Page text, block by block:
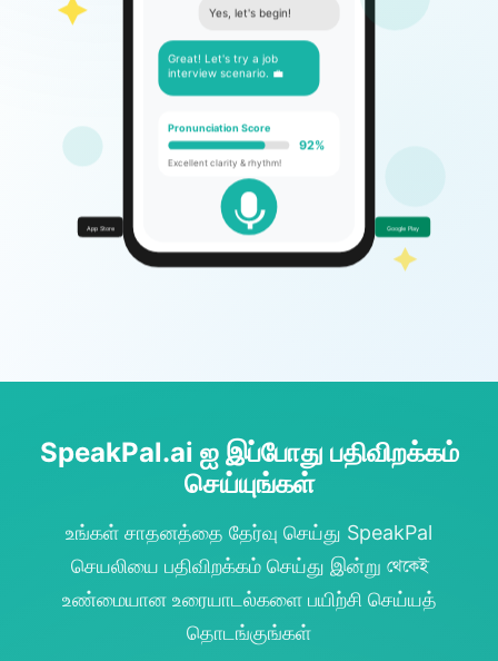
Yes, let's begin!
Great! Let's try a job
Pronunciation Score
SpeakPal.ai ஐ இப்போது பதிவிறக்கம்
செய்யுங்கள்
உங்கள் சாதனத்தை தேர்வு செய்து SpeakPal
செயலியை பதிவிறக்கம் செய்து இன்று থেকেই
உண்மையான உரையாடல்களை பயிற்சி செய்யத்
தொடங்குங்கள்